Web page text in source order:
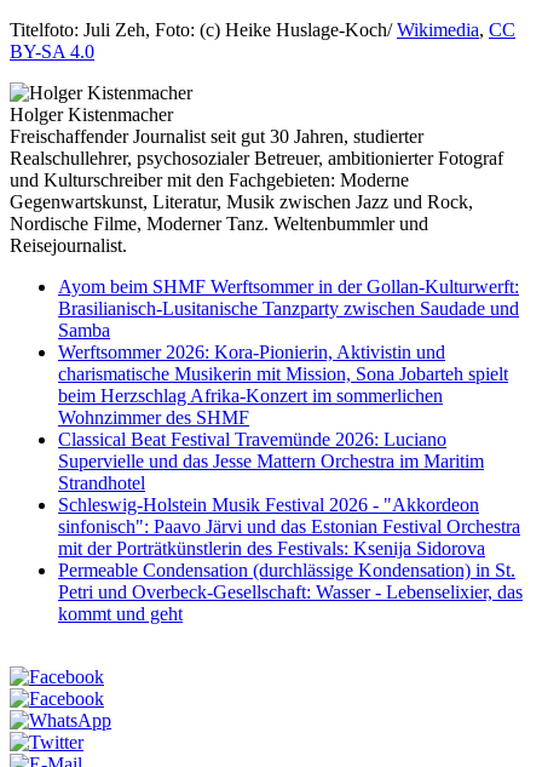
Titelfoto: Juli Zeh, Foto: (c) Heike Huslage-Koch/Wikimedia, CC
BY-SA 4.0
Holger Kistenmacher
Freischaffender Journalist seit gut 30 Jahren, studierter
Realschullehrer, psychosozialer Betreuer, ambitionierter Fotograf
und Kulturschreiber mit den Fachgebieten: Moderne
Gegenwartskunst, Literatur, Musik zwischen Jazz und Rock,
Nordische Filme, Moderner Tanz. Weltenbummler und
Reisejournalist.
Ayom beim SHMF Werftsommer in der Gollan-Kulturwerft:
Brasilianisch-Lusitanische Tanzparty zwischen Saudade und
Samba
Werftsommer 2026: Kora-Pionierin, Aktivistin und
charismatische Musikerin mit Mission, Sona Jobarteh spielt
beim Herzschlag Afrika-Konzert im sommerlichen
Wohnzimmer des SHMF
Classical Beat Festival Travemünde 2026: Luciano
Supervielle und das Jesse Mattern Orchestra im Maritim
Strandhotel
Schleswig-Holstein Musik Festival 2026 - "Akkordeon
sinfonisch": Paavo Järvi und das Estonian Festival Orchestra
mit der Porträtkünstlerin des Festivals: Ksenija Sidorova
Permeable Condensation (durchlässige Kondensation) in St.
Petri und Overbeck-Gesellschaft: Wasser - Lebenselixier, das
kommt und geht